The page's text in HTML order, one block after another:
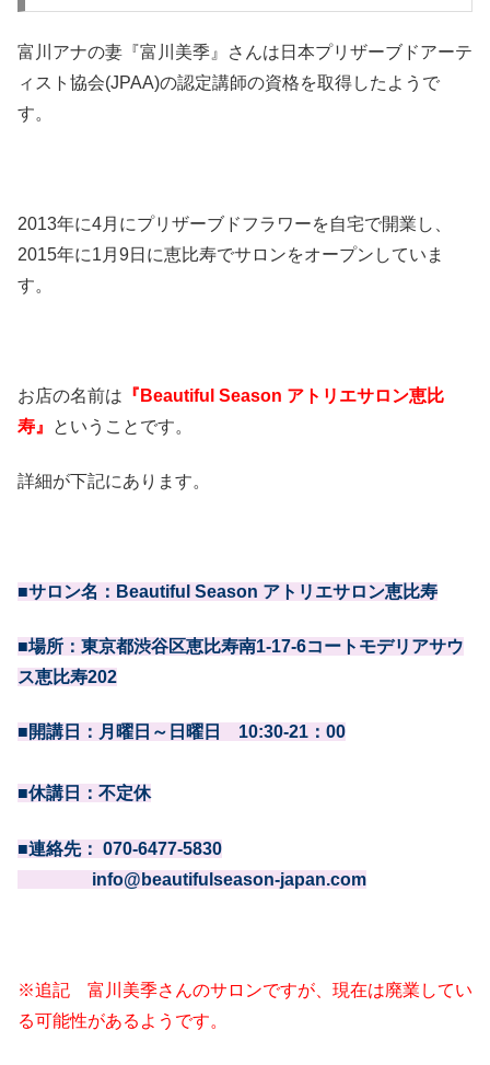
富川アナの妻『富川美季』さんは日本プリザーブドアーテ
ィスト協会(JPAA)の認定講師の資格を取得したようで
す。
2013年に4月にプリザーブドフラワーを自宅で開業し、
2015年に1月9日に恵比寿でサロンをオープンしていま
す。
お店の名前は 『Beautiful Season アトリエサロン恵比
寿』
ということです。
詳細が下記にあります。
■サロン名：Beautiful Season アトリエサロン恵比寿
■場所：東京都渋谷区恵比寿南1-17-6コートモデリアサウ
ス恵比寿202
■開講日：月曜日～日曜日 10:30-21：00
■休講日：不定休
■連絡先： 070-6477-5830
info@beautifulseason-japan.com
※追記 富川美季さんのサロンですが、現在は廃業してい
る可能性があるようです。